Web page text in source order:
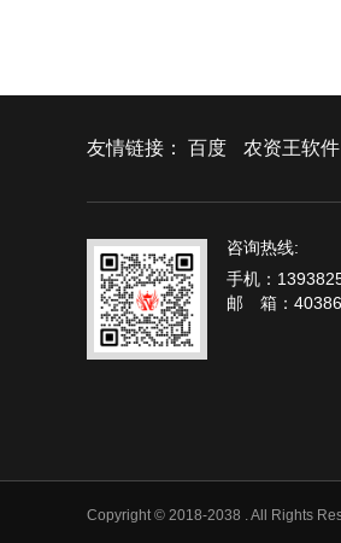
友情链接： 百度 农资王软件
咨询热线:
手机：
邮 箱：
Copyright © 2018-2038 . All Rights